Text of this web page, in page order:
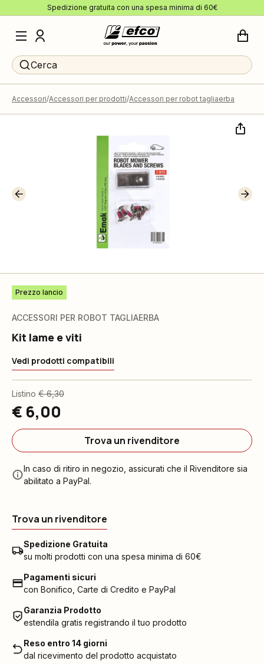
Spedizione gratuita con una spesa minima di 60€
Cerca
Accessori Accessori per prodotti Accessori per robot tagliaerba
Prezzo lancio
ACCESSORI PER ROBOT TAGLIAERBA
Kit lame e viti
Vedi prodotti compatibili
Listino € 6,30
€ 6,00
Trova un rivenditore
In caso di ritiro in negozio, assicurati che il Rivenditore sia
abilitato a PayPal.
Trova un rivenditore
Spedizione Gratuita
su molti prodotti con una spesa minima di 60€
Pagamenti sicuri
con Bonifico, Carte di Credito e PayPal
Garanzia Prodotto
estendila gratis registrando il tuo prodotto
Reso entro 14 giorni
dal ricevimento del prodotto acquistato